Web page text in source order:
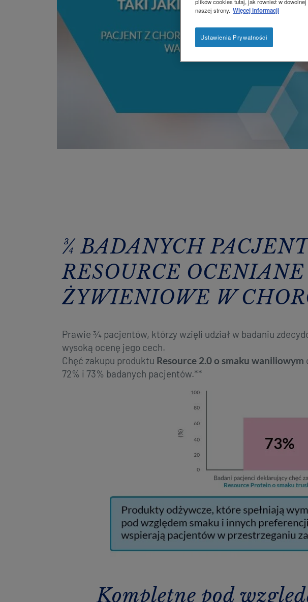
¾ BADANYCH
RESOURCE
ŻYWIENIOWE W
Prawie ¾ pacjentów, którzy wzięli udział w badaniu
wysoką ocenę jego cech.
Chęć zakupu produktu Resource 2.0 o smaku waniliowym
72% i 73% badanych pacjentów.**
Kompletne pod
naszej strony. Więcej informacji
Ustawienia Prywatności